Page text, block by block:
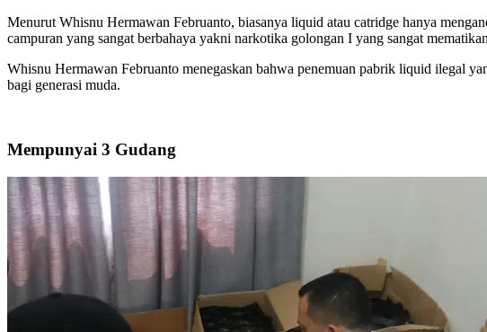
Menurut Whisnu Hermawan Februanto, biasanya liquid atau catridge hanya
campuran yang sangat berbahaya yakni narkotika golongan I yang sangat
Whisnu Hermawan Februanto menegaskan bahwa penemuan pabrik liquid ilegal
bagi generasi muda.
Mempunyai 3 Gudang